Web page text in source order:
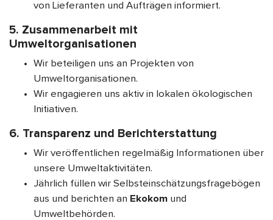
von Lieferanten und Aufträgen informiert.
5. Zusammenarbeit mit
Umweltorganisationen
Wir beteiligen uns an Projekten von
Umweltorganisationen.
Wir engagieren uns aktiv in lokalen ökologischen
Initiativen.
6. Transparenz und Berichterstattung
Wir veröffentlichen regelmäßig Informationen über
unsere Umweltaktivitäten.
Jährlich füllen wir Selbsteinschätzungsfragebögen
aus und berichten an Ekokom und
Umweltbehörden.